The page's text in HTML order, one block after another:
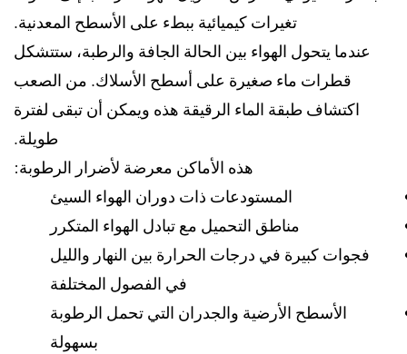
تغيرات كيميائية ببطء على الأسطح المعدنية.
عندما يتحول الهواء بين الحالة الجافة والرطبة، ستتشكل
قطرات ماء صغيرة على أسطح الأسلاك. من الصعب
اكتشاف طبقة الماء الرقيقة هذه ويمكن أن تبقى لفترة
طويلة.
هذه الأماكن معرضة لأضرار الرطوبة:
المستودعات ذات دوران الهواء السيئ
مناطق التحميل مع تبادل الهواء المتكرر
فجوات كبيرة في درجات الحرارة بين النهار والليل
في الفصول المختلفة
الأسطح الأرضية والجدران التي تحمل الرطوبة
بسهولة